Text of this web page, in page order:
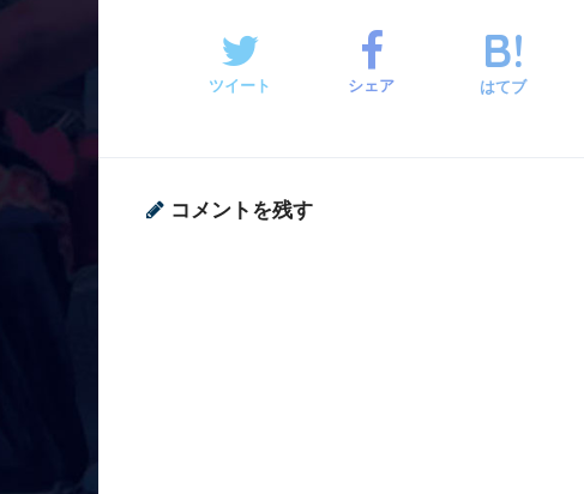
ツイート シェア はてブ
コメントを残す